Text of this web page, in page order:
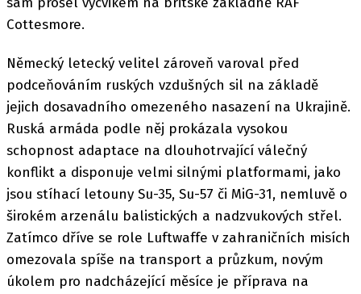
Cottesmore.
Německý letecký velitel zároveň varoval před
podceňováním ruských vzdušných sil na základě
jejich dosavadního omezeného nasazení na Ukrajině.
Ruská armáda podle něj prokázala vysokou
schopnost adaptace na dlouhotrvající válečný
konflikt a disponuje velmi silnými platformami, jako
jsou stíhací letouny Su-35, Su-57 či MiG-31, nemluvě o
širokém arzenálu balistických a nadzvukových střel.
Zatímco dříve se role Luftwaffe v zahraničních misích
omezovala spíše na transport a průzkum, novým
úkolem pro nadcházející měsíce je příprava na